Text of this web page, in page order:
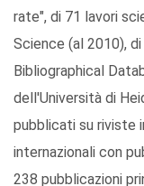
rate", di 71 lavori
Science (al 2010),
Bibliographical
dell'Università di
pubblicati su riviste
internazionali con
238 pubblicazioni